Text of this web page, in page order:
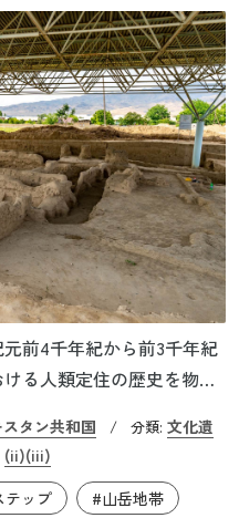
前4千年紀から前3千年紀
る人類定住の歴史を物語
牧民の家畜放牧に適した
置しています。この広大
人々による農業と灌漑の
タン共和国 / 分類: 文化遺
(ii)(iii)
テップ
#山岳地帯